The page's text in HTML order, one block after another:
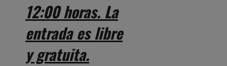
12:00 horas. La
entrada es libre
y gratuita.